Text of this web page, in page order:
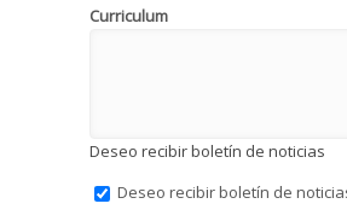
Curriculum
Deseo recibir boletín de noticias
Deseo recibir boletín de